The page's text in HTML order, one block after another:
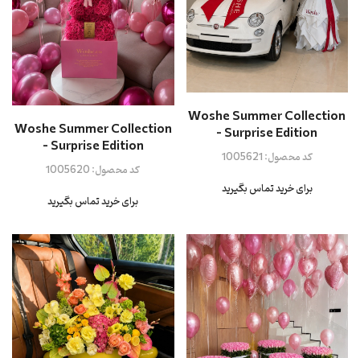
Woshe Summer Collection
- Surprise Edition
برای خرید تماس بگیرید
کد محصول:1005621
Woshe Summer Collection
- Surprise Edition
برای خرید تماس بگیرید
کد محصول:1005620